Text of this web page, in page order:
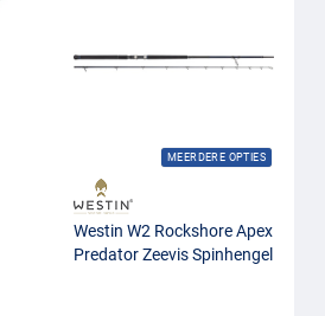
MEERDERE OPTIES
Westin W2 Rockshore Apex
Predator Zeevis Spinhengel